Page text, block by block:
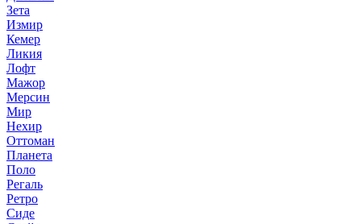
Зета
Измир
Кемер
Ликия
Лофт
Мажор
Мерсин
Мир
Нехир
Оттоман
Планета
Поло
Регаль
Ретро
Сиде